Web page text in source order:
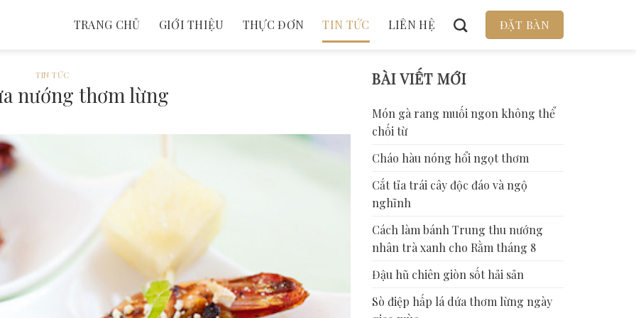
TRANG CHỦ GIỚI THIỆU THỰC ĐƠN TIN TỨC LIÊN HỆ ĐẶT BÀN
TIN TỨC
nướng thơm lừng
BÀI VIẾT MỚI
Món gà rang muối ngon không thể
chối từ
Cháo hàu nóng hổi ngọt thơm
Cắt tỉa trái cây độc đáo và ngộ
nghĩnh
Cách làm bánh Trung thu nướng
nhân trà xanh cho Rằm tháng 8
Đậu hũ chiên giòn sốt hải sản
Sò điệp hấp lá dứa thơm lừng ngày